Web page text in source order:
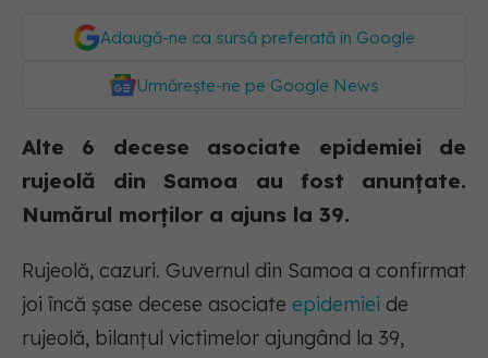
Adaugă-ne ca sursă preferată în Google
Urmărește-ne pe Google News
Alte 6 decese asociate epidemiei de
rujeolă din Samoa au fost anunțate.
Numărul morților a ajuns la 39.
Rujeolă, cazuri. Guvernul din Samoa a confirmat
joi încă şase decese asociate epidemiei de
rujeolă, bilanţul victimelor ajungând la 39,